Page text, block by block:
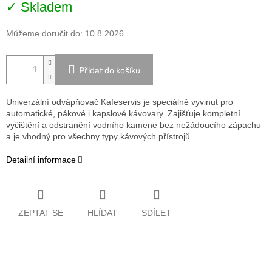
✓ Skladem
Můžeme doručit do: 10.8.2026
Přidat do košíku
Univerzální odvápňovač Kafeservis je speciálně vyvinut pro
automatické, pákové i kapslové kávovary. Zajišťuje kompletní
vyčištění a odstranění vodního kamene bez nežádoucího zápachu
a je vhodný pro všechny typy kávových přístrojů.
Detailní informace
ZEPTAT SE HLÍDAT SDÍLET